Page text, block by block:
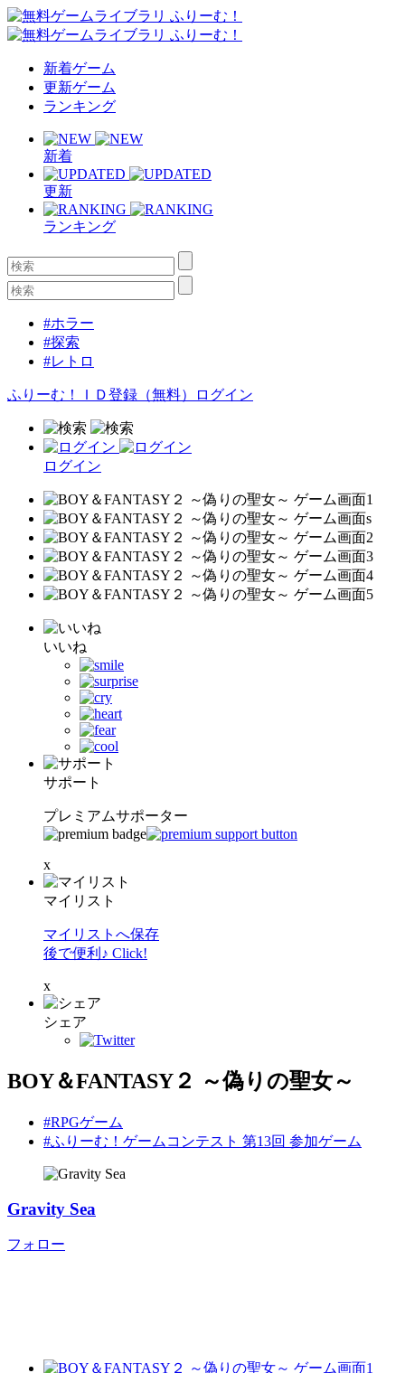
新着ゲーム
更新ゲーム
ランキング
新着
更新
ランキング
#ホラー
#探索
#レトロ
ふりーむ！ＩＤ登録（無料） ログイン
ログイン
いいね
サポート
プレミアムサポーター
x
マイリスト
マイリストへ保存
後で便利♪ Click!
x
シェア
BOY＆FANTASY２ ～偽りの聖女～
#RPGゲーム
#ふりーむ！ゲームコンテスト 第13回 参加ゲーム
Gravity Sea
フォロー